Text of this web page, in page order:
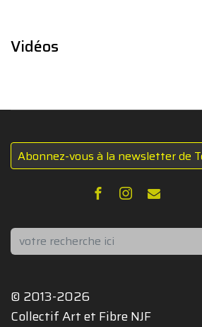
Vidéos
Abonnez-vous à la newsletter de
Rechercher
© 2013-2026
Collectif Art et Fibre NJF